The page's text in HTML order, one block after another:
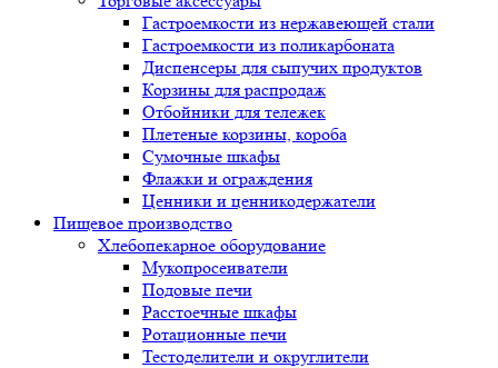
Гастроемкости из нержавеющей стали
Гастроемкости из поликарбоната
Диспенсеры для сыпучих продуктов
Корзины для распродаж
Отбойники для тележек
Плетеные корзины, короба
Сумочные шкафы
Флажки и ограждения
Ценники и ценникодержатели
Пищевое производство
Хлебопекарное оборудование
Мукопросеиватели
Подовые печи
Расстоечные шкафы
Ротационные печи
Тестоделители и округлители